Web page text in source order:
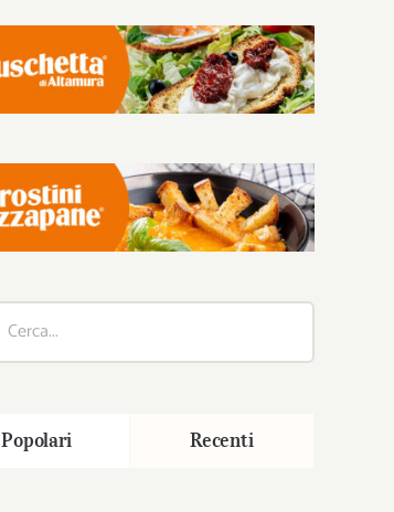
Popolari Recenti